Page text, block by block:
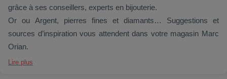
grâce à ses conseillers, experts en bijouterie.
Or ou Argent, pierres fines et diamants… Suggestions et
sources d’inspiration vous attendent dans votre magasin Marc
Orian.
Lire plus